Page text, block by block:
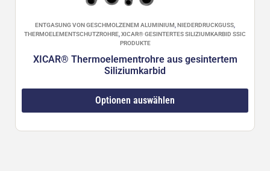
ENTGASUNG VON GESCHMOLZENEM ALUMINIUM NIEDERDRUCKGUSS
THERMOELEMENTSCHUTZROHRE XICAR® GESINTERTES SILIZIUMKARBID SSIC
PRODUKTE
XICAR® Thermoelementrohre aus gesintertem
Siliziumkarbid
Optionen auswählen